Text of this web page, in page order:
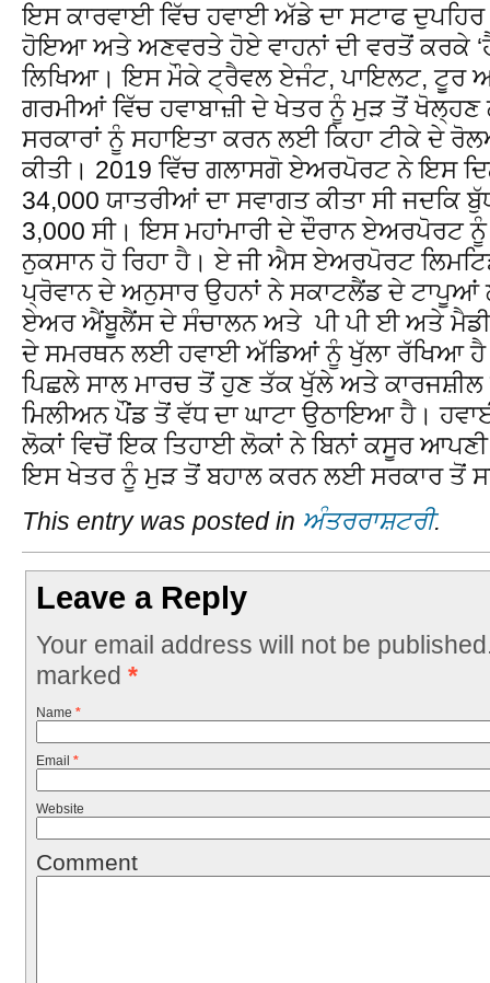
ਇਸ ਕਾਰਵਾਈ ਵਿੱਚ ਹਵਾਈ ਅੱਡੇ ਦਾ ਸਟਾਫ
ਹੋਇਆ ਅਤੇ ਅਣਵਰਤੇ ਹੋਏ ਵਾਹਨਾਂ ਦੀ ਵਰਤੋਂ ਕਰਕੇ
ਲਿਖਿਆ। ਇਸ ਮੌਕੇ ਟ੍ਰੈਵਲ ਏਜੰਟ, ਪਾਇਲਟ, ਟੂਰ
ਗਰਮੀਆਂ ਵਿੱਚ ਹਵਾਬਾਜ਼ੀ ਦੇ ਖੇਤਰ ਨੂੰ ਮੁੜ ਤੋਂ
ਸਰਕਾਰਾਂ ਨੂੰ ਸਹਾਇਤਾ ਕਰਨ ਲਈ ਕਿਹਾ ਟੀਕੇ ਦੇ
ਕੀਤੀ। 2019 ਵਿੱਚ ਗਲਾਸਗੋ ਏਅਰਪੋਰਟ ਨੇ ਇਸ
34,000 ਯਾਤਰੀਆਂ ਦਾ ਸਵਾਗਤ ਕੀਤਾ ਸੀ ਜਦਕਿ
3,000 ਸੀ। ਇਸ ਮਹਾਂਮਾਰੀ ਦੇ ਦੌਰਾਨ ਏਅਰਪੋਰਟ
ਨੁਕਸਾਨ ਹੋ ਰਿਹਾ ਹੈ। ਏ ਜੀ ਐਸ ਏਅਰਪੋਰਟ
ਪ੍ਰੋਵਾਨ ਦੇ ਅਨੁਸਾਰ ਉਹਨਾਂ ਨੇ ਸਕਾਟਲੈਂਡ ਦੇ
ਏਅਰ ਐਂਬੂਲੈਂਸ ਦੇ ਸੰਚਾਲਨ ਅਤੇ ਪੀ ਪੀ ਈ ਅਤੇ
ਦੇ ਸਮਰਥਨ ਲਈ ਹਵਾਈ ਅੱਡਿਆਂ ਨੂੰ ਖੁੱਲਾ ਰੱਖਿਆ
ਪਿਛਲੇ ਸਾਲ ਮਾਰਚ ਤੋਂ ਹੁਣ ਤੱਕ ਖੁੱਲੇ ਅਤੇ
ਮਿਲੀਅਨ ਪੌਂਡ ਤੋਂ ਵੱਧ ਦਾ ਘਾਟਾ ਉਠਾਇਆ ਹੈ।
ਲੋਕਾਂ ਵਿਚੋਂ ਇਕ ਤਿਹਾਈ ਲੋਕਾਂ ਨੇ ਬਿਨਾਂ ਕਸੂਰ
ਇਸ ਖੇਤਰ ਨੂੰ ਮੁੜ ਤੋਂ ਬਹਾਲ ਕਰਨ ਲਈ ਸਰਕਾਰ ਤੋਂ
This entry was posted in ਅੰਤਰਰਾਸ਼ਟਰੀ.
Leave a Reply
Your email address will not be
marked *
Name *
Email *
Website
Comment